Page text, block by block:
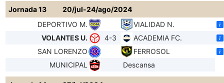
Jornada 13
20/jul-24/ago/2024
DEPORTIVO M.
VIALIDAD N.
VOLANTES U.
4-3
ACADEMIA FC.
SAN LORENZO
FERROSOL
MUNICIPAL
Descansa